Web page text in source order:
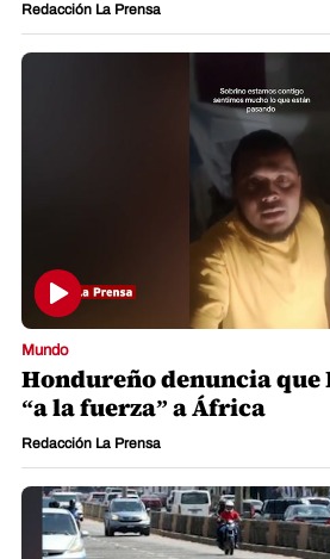
Redacción La Prensa
Mundo
Hondureño denuncia que
“a la fuerza” a África
Redacción La Prensa